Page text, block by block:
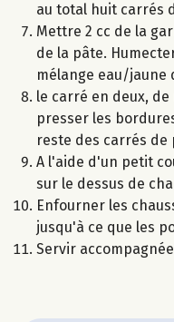
au total huit carrés
Mettre 2 cc de la
de la pâte.
mélange eau/jaune
le carré en deux,
presser les
reste des carrés de
A l'aide d'un petit
sur le dessus de
Enfourner les
jusqu'à ce que les
Servir